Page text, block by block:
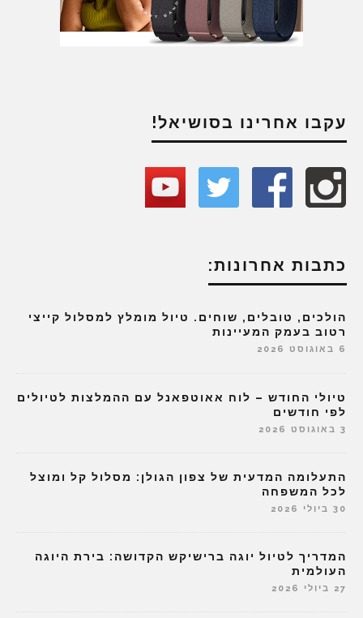
עקבו אחרינו בסושיאל!
כתבות אחרונות:
הולכים, טובלים, שוחים. טיול מומלץ למסלול קייצי
רטוב בעמק המעיינות
6 באוגוסט 2026
טיולי החודש – לוח אאוטפאנל עם ההמלצות לטיולים
לפי חודשים
3 באוגוסט 2026
התעלומה המדעית של צפון הגולן: מסלול קל ומוצל
לכל המשפחה
30 ביולי 2026
המדריך לטיול יוגה ברישיקש הקדושה: בירת היוגה
העולמית
27 ביולי 2026